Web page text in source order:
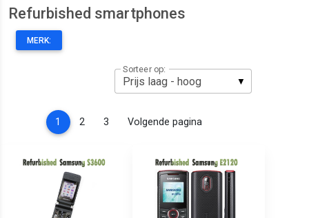
Refurbished smartphones
MERK:
Sorteer op:
1 (current)
2 3 Volgende pagina